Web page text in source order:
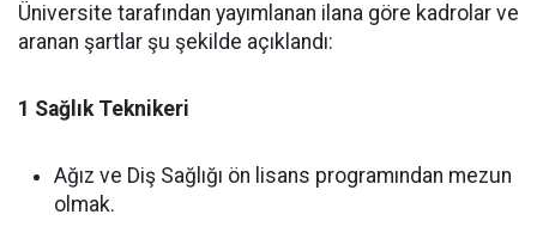
Üniversite tarafından yayımlanan ilana göre kadrolar ve
aranan şartlar şu şekilde açıklandı:
1 Sağlık Teknikeri
Ağız ve Diş Sağlığı ön lisans programından mezun
olmak.